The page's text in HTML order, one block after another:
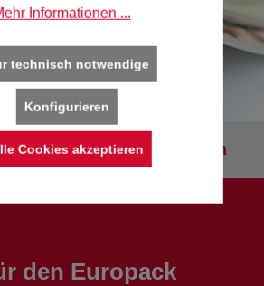
SIE UNSERE
Kataloge entdecken
den Europack
Informationen ...
technisch notwendige
Konfigurieren
Cookies akzeptieren